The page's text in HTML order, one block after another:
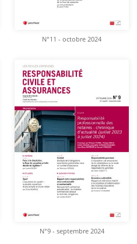
N°11 - octobre 2024
N°9 - septembre 2024